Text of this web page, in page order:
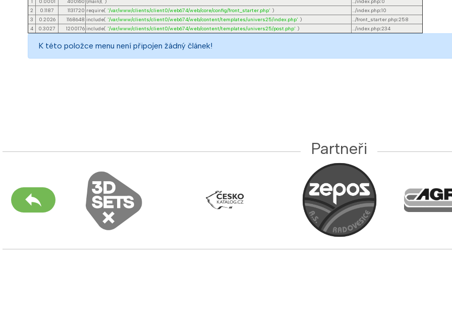
2
0.1187 1131720 require( '/var/www/clients/client0/web674/web/core/config/front_starter.php' ) .../index.php:10
3
0.2026 1168648 include( '/var/www/clients/client0/web674/web/content/templates/univers25/index.php' ) .../front_starter.php:258
4
0.3027 1200176 include( '/var/www/clients/client0/web674/web/content/templates/univers25/post.php' ) .../index.php:234
K této položce menu není připojen žádný článek!
Partneři